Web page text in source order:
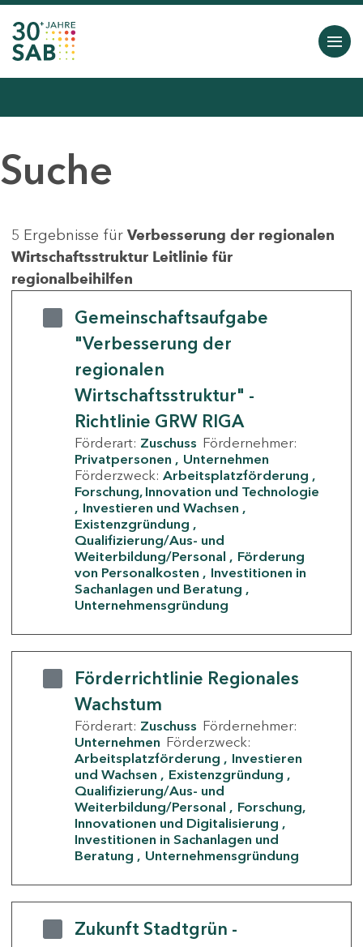
Suche
5 Ergebnisse für Verbesserung der regionalen
Wirtschaftsstruktur Leitlinie für
regionalbeihilfen
Gemeinschaftsaufgabe
"Verbesserung der
regionalen
Wirtschaftsstruktur" -
Richtlinie GRW RIGA
Förderart: Zuschuss Fördernehmer:
Privatpersonen
Unternehmen
Förderzweck: Arbeitsplatzförderung
Forschung, Innovation und Technologie
Investieren und Wachsen
Existenzgründung
Qualifizierung/Aus- und
Weiterbildung/Personal
Förderung
von Personalkosten
Investitionen in
Sachanlagen und Beratung
Unternehmensgründung
Förderrichtlinie Regionales
Wachstum
Förderart: Zuschuss Fördernehmer:
Unternehmen Förderzweck:
Arbeitsplatzförderung
Investieren
und Wachsen
Existenzgründung
Qualifizierung/Aus- und
Weiterbildung/Personal
Forschung,
Innovationen und Digitalisierung
Investitionen in Sachanlagen und
Beratung
Unternehmensgründung
Zukunft Stadtgrün -